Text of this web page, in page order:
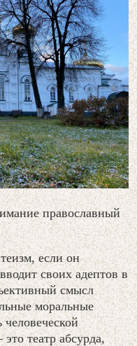
православный
если он
своих адептов в
смысл
моральные
театр абсурда,